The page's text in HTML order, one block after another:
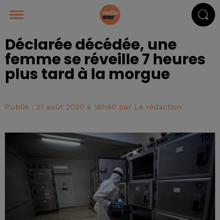
Déclarée décédée, une
femme se réveille 7 heures
plus tard à la morgue
Publié : 21 août 2020 à 16h40 par La rédaction